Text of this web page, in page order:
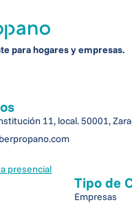
para hogares y empresas.
Tipo de
Empresas
11, local. 50001,
presencial